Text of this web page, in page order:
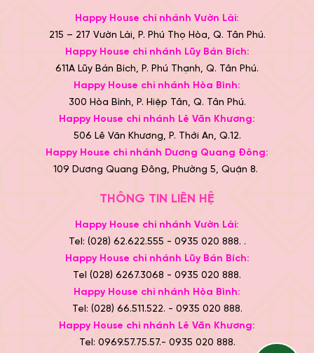
Happy House chi nhánh Vườn Lài:
215 – 217 Vườn Lài, P. Phú Thọ Hòa, Q. Tân Phú.
Happy House chi nhánh Lũy Bán Bích:
611A Lũy Bán Bích, P. Phú Thạnh, Q. Tân Phú.
Happy House chi nhánh Hòa Bình:
300 Hòa Bình, P. Hiệp Tân, Q. Tân Phú.
Happy House chi nhánh Lê Văn Khương:
506 Lê Văn Khương, P. Thới An, Q.12.
Happy House chi nhánh Dương Quang Đông:
109 Dương Quang Đông, Phường 5, Quận 8.
THÔNG TIN LIÊN HỆ
Happy House chi nhánh Vườn Lài:
Tel: (028) 62.622.555 - 0935 020 888. .
Happy House chi nhánh Lũy Bán Bích:
Tel (028) 6267.3068 - 0935 020 888.
Happy House chi nhánh Hòa Bình:
Tel: (028) 66.511.522. - 0935 020 888.
Happy House chi nhánh Lê Văn Khương:
Tel: 0969.57.75.57.- 0935 020 888.